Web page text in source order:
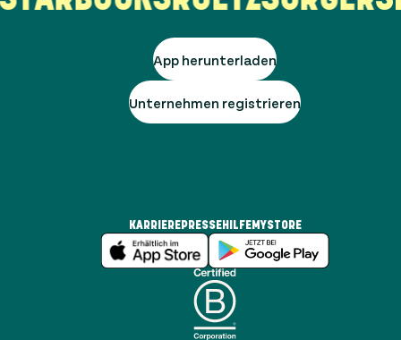
App herunterladen
Unternehmen registrieren
KARRIEREPRESSEHILFEMYSTORE